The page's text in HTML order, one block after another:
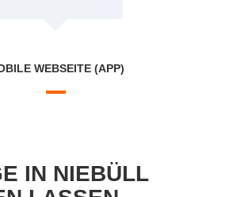
WEBSEITE (APP)
IN NIEBÜLL